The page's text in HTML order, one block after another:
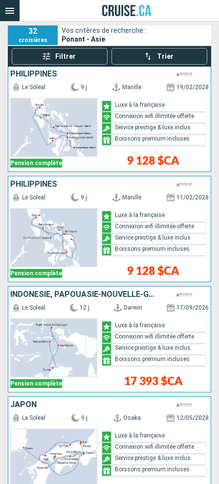
32
croisières
Vos critères de recherche :
Ponant - Asie
Filtrer Trier
PHILIPPINES
Pension complète
Le Soleal 9 j Manille 19/02/2028
9 128 $CA
Luxe à la française
Connexion wifi illimitée offerte
Service prestige & luxe inclus
Boissons premium incluses
PHILIPPINES
Pension complète
Le Soleal 9 j Manille 11/02/2028
9 128 $CA
Luxe à la française
Connexion wifi illimitée offerte
Service prestige & luxe inclus
Boissons premium incluses
INDONÉSIE, PAPOUASIE-NOUVELLE-GUINÉE, AUSTRALIE
Pension complète
Le Soleal 12 j Darwin 17/09/2026
17 393 $CA
Luxe à la française
Connexion wifi illimitée offerte
Service prestige & luxe inclus
Boissons premium incluses
JAPON
Le Soleal 9 j Osaka 12/05/2028
Luxe à la française
Connexion wifi illimitée offerte
Service prestige & luxe inclus
Boissons premium incluses